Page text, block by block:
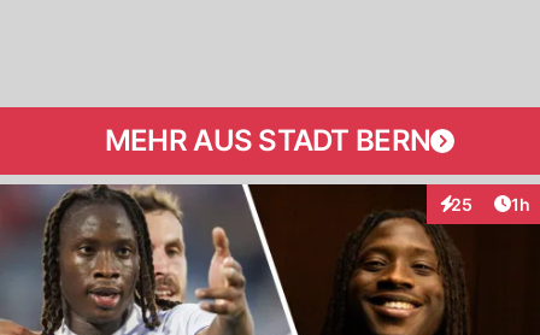
MEHR AUS STADT BERN
25
Interaktionen
1h